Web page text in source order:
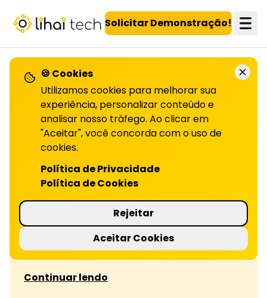
LiHai - Página inicial Solicitar Demonstração!
Confira todos os artigos!
Programas de fidelidade
Quer ganhar ao gastar? Descubra como
funcionam os programas de fidelidade no
cartão de crédito, e escolha o melhor para
seu perfil! Leia o artigo.
Continuar lendo
🍪 Cookies
Utilizamos cookies para melhorar sua
experiência, personalizar conteúdo e
analisar nosso tráfego. Ao clicar em
"Aceitar", você concorda com o uso de
cookies.
Política de Privacidade
Política de Cookies
Rejeitar
Aceitar Cookies